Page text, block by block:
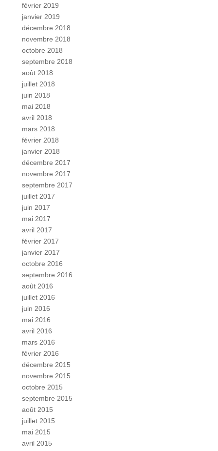
février 2019
janvier 2019
décembre 2018
novembre 2018
octobre 2018
septembre 2018
août 2018
juillet 2018
juin 2018
mai 2018
avril 2018
mars 2018
février 2018
janvier 2018
décembre 2017
novembre 2017
septembre 2017
juillet 2017
juin 2017
mai 2017
avril 2017
février 2017
janvier 2017
octobre 2016
septembre 2016
août 2016
juillet 2016
juin 2016
mai 2016
avril 2016
mars 2016
février 2016
décembre 2015
novembre 2015
octobre 2015
septembre 2015
août 2015
juillet 2015
mai 2015
avril 2015